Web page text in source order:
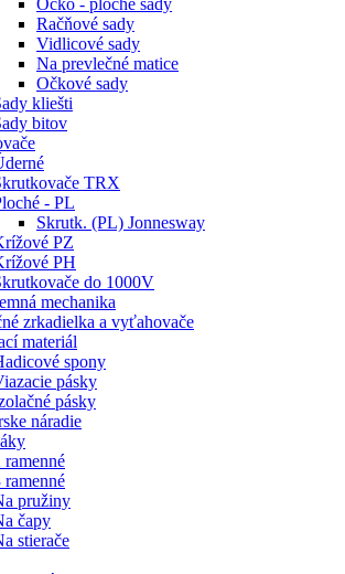
Očko - ploché sady
Račňové sady
Vidlicové sady
Na prevlečné matice
Očkové sady
kliešti
bitov
TRX
- PL
Skrutk. (PL) Jonnesway
PZ
PH
do 1000V
mechanika
zrkadielka a vyťahovače
materiál
spony
pásky
pásky
náradie
ramenné
ramenné
pružiny
čapy
stierače